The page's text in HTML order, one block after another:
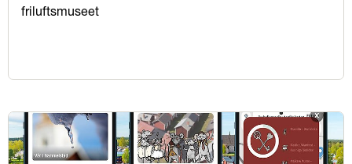
friluftsmuseet